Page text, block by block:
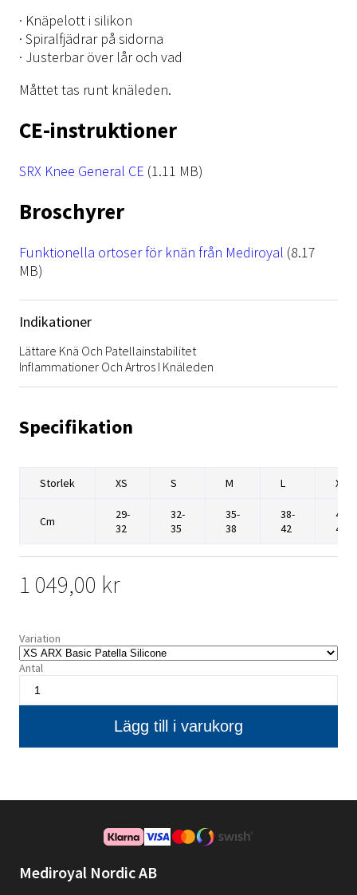
· Knäpelott i silikon
· Spiralfjädrar på sidorna
· Justerbar över lår och vad
Måttet tas runt knäleden.
CE-instruktioner
File
SRX Knee General CE (1.11 MB)
Broschyrer
File
Funktionella ortoser för knän från Mediroyal (8.17
MB)
Indikationer
Lättare Knä Och Patellainstabilitet
Inflammationer Och Artros I Knäleden
Specifikation
Storlek XS S M L XL
Cm
29-
32
32-
35
35-
38
38-
42
42-
46
1 049,00 kr
Variation
Antal
Mediroyal Nordic AB